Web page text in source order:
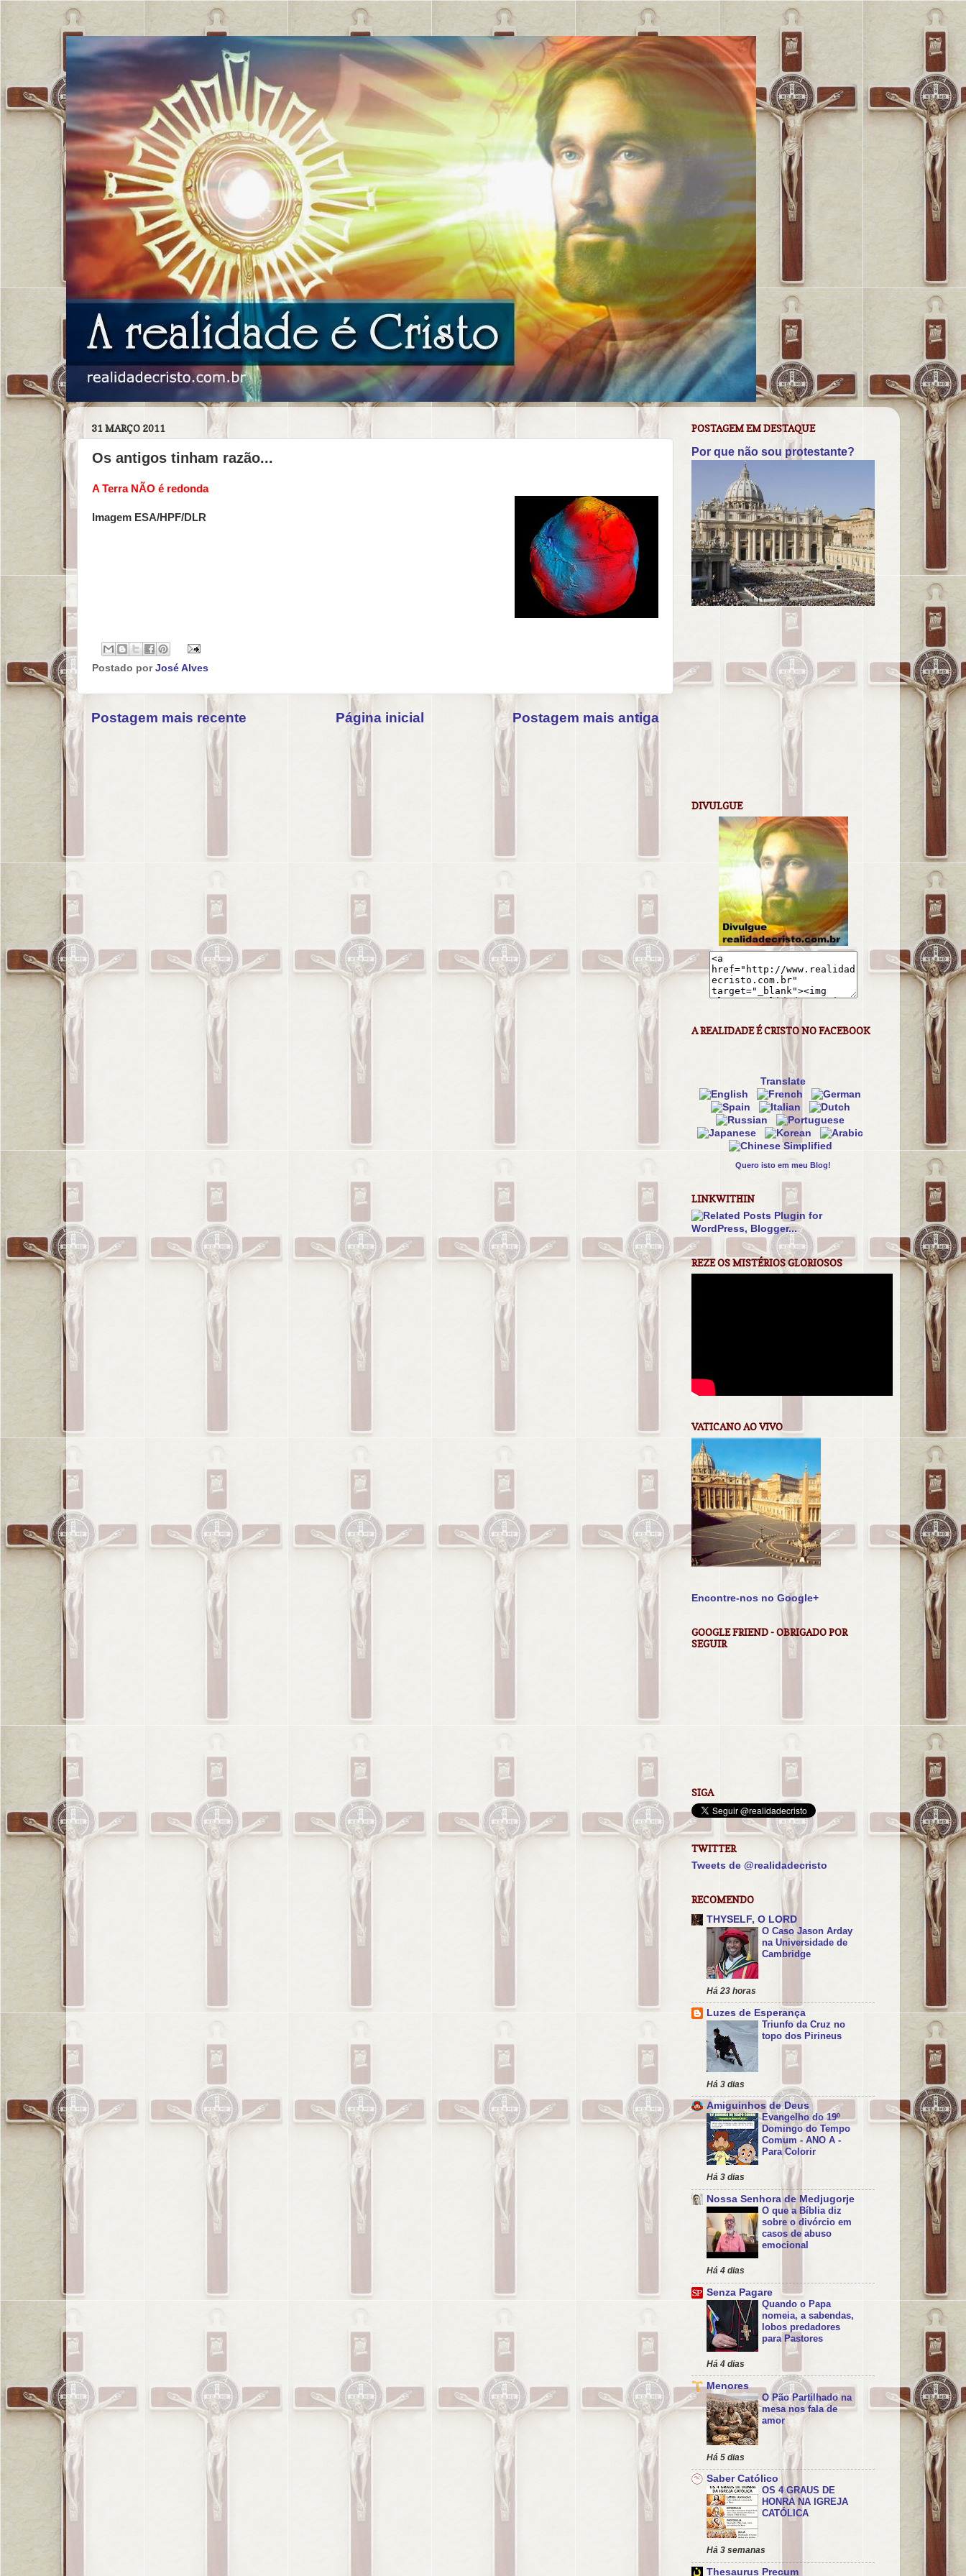
31 MARÇO 2011
Os antigos tinham razão...
A Terra NÃO é redonda
Imagem ESA/HPF/DLR
Postado por José Alves
Postagem mais recente Postagem mais antiga
Página inicial
POSTAGEM EM DESTAQUE
Por que não sou protestante?
DIVULGUE
A REALIDADE É CRISTO NO FACEBOOK
Translate
Quero isto em meu Blog!
LINKWITHIN
REZE OS MISTÉRIOS GLORIOSOS
VATICANO AO VIVO
Encontre-nos no Google+
GOOGLE FRIEND - OBRIGADO POR
SEGUIR
SIGA
TWITTER
Tweets de @realidadecristo
RECOMENDO
THYSELF, O LORD
O Caso Jason Arday
na Universidade de
Cambridge
Há 23 horas
Luzes de Esperança
Triunfo da Cruz no
topo dos Pirineus
Há 3 dias
Amiguinhos de Deus
Evangelho do 19º
Domingo do Tempo
Comum - ANO A -
Para Colorir
Há 3 dias
Nossa Senhora de Medjugorje
O que a Bíblia diz
sobre o divórcio em
casos de abuso
emocional
Há 4 dias
Senza Pagare
Quando o Papa
nomeia, a sabendas,
lobos predadores
para Pastores
Há 4 dias
Menores
O Pão Partilhado na
mesa nos fala de
amor
Há 5 dias
Saber Católico
OS 4 GRAUS DE
HONRA NA IGREJA
CATÓLICA
Há 3 semanas
Thesaurus Precum